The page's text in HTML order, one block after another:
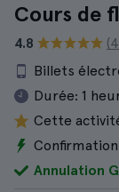
Cours de
4.8
Billets
Durée: 1
Cette
Annulation